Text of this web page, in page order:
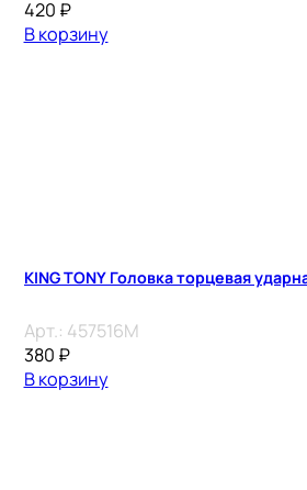
420 ₽
В корзину
KING TONY Головка торцевая
Арт.: 457516M
380 ₽
В корзину